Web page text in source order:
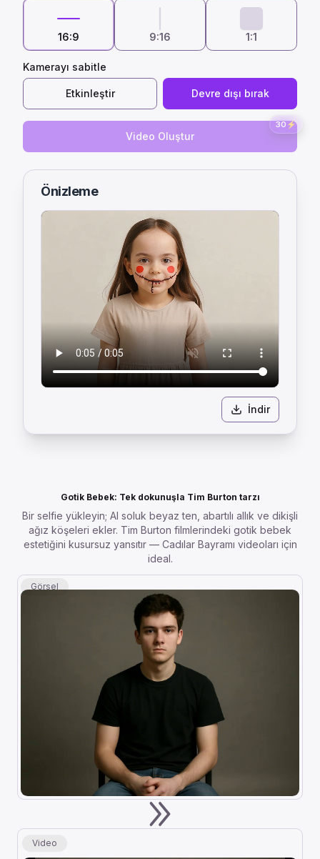
16:9 9:16 1:1
Kamerayı sabitle
Etkinleştir Devre dışı bırak
30 ⚡
Video Oluştur
Önizleme
İndir
Gotik Bebek: Tek dokunuşla Tim Burton tarzı
Bir selfie yükleyin; AI soluk beyaz ten, abartılı allık ve dikişli
ağız köşeleri ekler. Tim Burton filmlerindeki gotik bebek
estetiğini kusursuz yansıtır — Cadılar Bayramı videoları için
ideal.
Görsel
Video